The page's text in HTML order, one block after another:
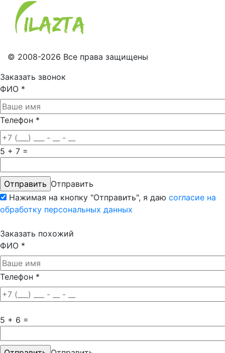
© 2008-2026 Все права защищены
Заказать звонок
ФИО *
Телефон *
5 + 7 =
Отправить
Нажимая на кнопку "Отправить", я даю согласие на
обработку персональных данных
Заказать похожий
ФИО *
Телефон *
5 + 6 =